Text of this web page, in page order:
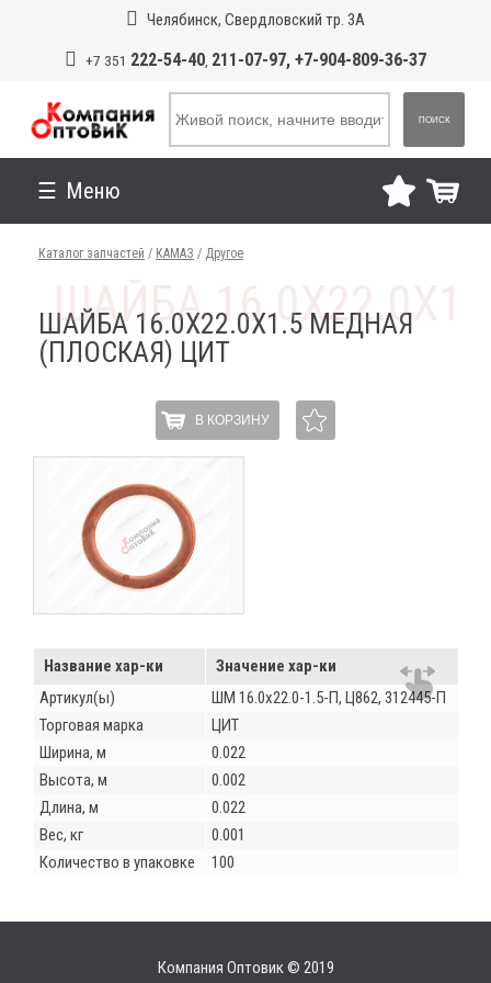
Челябинск, Свердловский тр. 3А
+7 351 222-54-40, 211-07-97, +7-904-809-36-37
ПОИСК
Меню
Каталог запчастей / КАМАЗ / Другое
ШАЙБА 16.0Х22.0Х1.5 МЕДНАЯ
(ПЛОСКАЯ) ЦИТ
В КОРЗИНУ
Название хар-ки
Значение хар-ки
Артикул(ы)
ШМ 16.0х22.0-1.5-П, Ц862, 312445-П
Торговая марка
ЦИТ
Ширина, м
0.022
Высота, м
0.002
Длина, м
0.022
Вес, кг
0.001
Количество в упаковке
100
Компания Оптовик © 2019